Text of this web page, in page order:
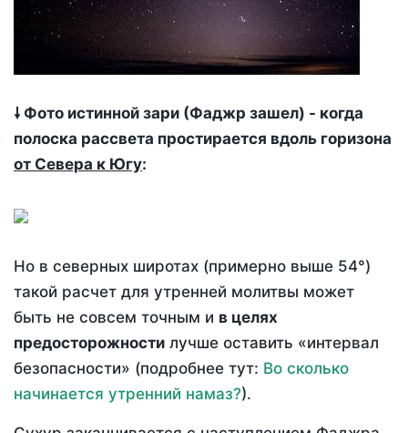
🠗 Фото истинной зари (Фаджр зашел) - когда
полоска рассвета простирается вдоль горизона
от Севера к Югу:
Но в северных широтах (примерно выше 54°)
такой расчет для утренней молитвы может
быть не совсем точным и в целях
предосторожности лучше оставить «интервал
безопасности» (подробнее тут: Во сколько
начинается утренний намаз?).